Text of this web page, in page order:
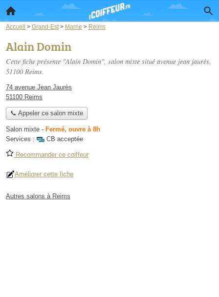
Accueil > Grand-Est > Marne > Reims
Alain Domin
Cette fiche présente "Alain Domin", salon mixte situé avenue jean jaurès,
51100 Reims.
74 avenue Jean Jaurès
51100 Reims
📞 Appeler ce salon mixte
Salon mixte - Fermé, ouvre à 8h
Services :
CB acceptée
Recommander ce coiffeur
Améliorer cette fiche
Autres salons à Reims